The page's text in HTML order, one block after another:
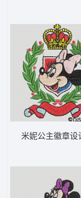
米妮公主徽章设